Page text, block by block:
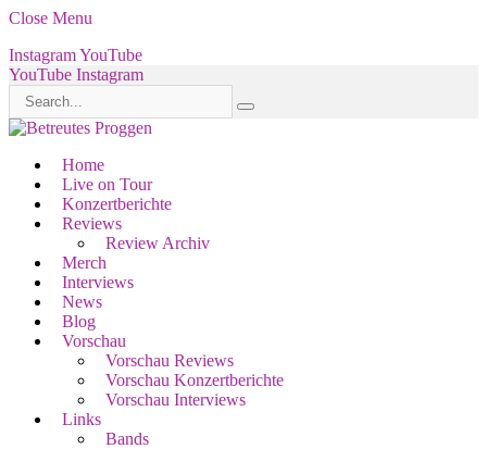
Close Menu
InstagramYouTube
YouTube Instagram
Home
Live on Tour
Konzertberichte
Reviews
Review Archiv
Merch
Interviews
News
Blog
Vorschau
Vorschau Reviews
Vorschau Konzertberichte
Vorschau Interviews
Links
Bands